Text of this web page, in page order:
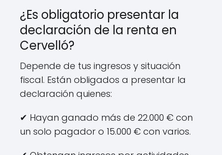
¿Es obligatorio presentar la
declaración de la renta en
Cervelló?
Depende de tus ingresos y situación
fiscal. Están obligados a presentar la
declaración quienes:
✔ Hayan ganado más de 22.000 € con
un solo pagador o 15.000 € con varios.